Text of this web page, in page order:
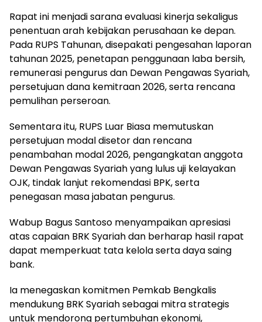
Rapat ini menjadi sarana evaluasi kinerja sekaligus
penentuan arah kebijakan perusahaan ke depan.
Pada RUPS Tahunan, disepakati pengesahan laporan
tahunan 2025, penetapan penggunaan laba bersih,
remunerasi pengurus dan Dewan Pengawas Syariah,
persetujuan dana kemitraan 2026, serta rencana
pemulihan perseroan.
Sementara itu, RUPS Luar Biasa memutuskan
persetujuan modal disetor dan rencana
penambahan modal 2026, pengangkatan anggota
Dewan Pengawas Syariah yang lulus uji kelayakan
OJK, tindak lanjut rekomendasi BPK, serta
penegasan masa jabatan pengurus.
Wabup Bagus Santoso menyampaikan apresiasi
atas capaian BRK Syariah dan berharap hasil rapat
dapat memperkuat tata kelola serta daya saing
bank.
Ia menegaskan komitmen Pemkab Bengkalis
mendukung BRK Syariah sebagai mitra strategis
untuk mendorong pertumbuhan ekonomi,